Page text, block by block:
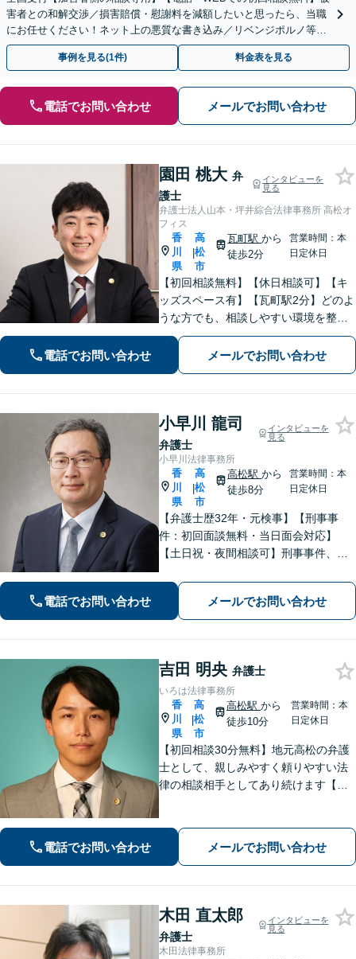
害者との和解交渉／損害賠償・慰謝料を減額したいと思ったら、当職
にお任せください！ネット上の悪質な書き込み／リベンジポルノ等、
代表弁護士が最後まで対応【関東エリア以外の相談も可】
事例を見る(1件) 料金表を見る
電話でお問い合わせ メールでお問い合わせ
園田 桃大 弁
護士
インタビューを
見る
弁護士法人山本・坪井綜合法律事務所 高松オ
フィス
香
川
県
|
高
松
市
瓦町駅から
徒歩2分
営業時間：本
日定休日
【初回相談無料】【休日相談可】【キ
ッズスペース有】【瓦町駅2分】どのよ
うな方でも、相談しやすい環境を整え
ています。依頼者様に寄り添った対応
を心がけています。【離婚・男女問
題】DV被害へ積極的に対応。お気軽に
電話でお問い合わせ メールでお問い合わせ
小早川 龍司
弁護士
インタビューを
見る
小早川法律事務所
香
川
県
|
高
松
市
高松駅から
徒歩8分
営業時間：本
日定休日
【弁護士歴32年・元検事】【刑事事
件：初回面談無料・当日面会対応】
【土日祝・夜間相談可】刑事事件、離
整理等。地域密着型で丁寧に対応しま
す。【高松駅徒歩10分】【所属弁護士3
名】
電話でお問い合わせ メールでお問い合わせ
吉田 明央 弁護士
いろは法律事務所
香
川
県
|
高
松
市
高松駅 から
徒歩10分
営業時間：本
日定休日
【初回相談30分無料】地元高松の弁護
士として、親しみやすく頼りやすい法
律の相談相手としてあり続けます【相
【離婚問題】不貞慰謝料の請求する側
／された側、双方に対応【弁護士歴10
電話でお問い合わせ メールでお問い合わせ
木田 直太郎
弁護士
インタビューを
見る
木田法律事務所